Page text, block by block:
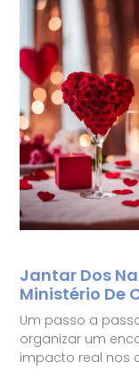
Jantar Dos
Ministério De
Um passo a
organizar um
impacto real nos